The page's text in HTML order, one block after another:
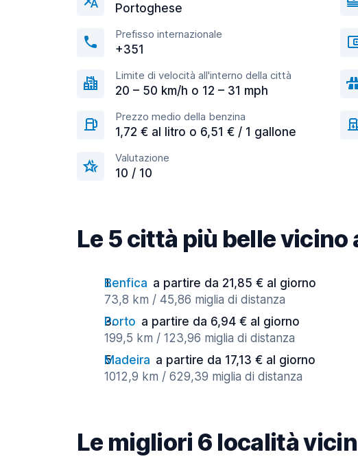
Portoghese
Prefisso internazionale
+351
Limite di velocità all'interno della città
20 – 50 km/h o 12 – 31 mph
Prezzo medio della benzina
1,72 € al litro o 6,51 € / 1 gallone
Valutazione
10 / 10
Le 5 città più belle vicino
Benfica a partire da 21,85 € al giorno
73,8 km / 45,86 miglia di distanza
Porto a partire da 6,94 € al giorno
199,5 km / 123,96 miglia di distanza
Madeira a partire da 17,13 € al giorno
1012,9 km / 629,39 miglia di distanza
Le migliori 6 località